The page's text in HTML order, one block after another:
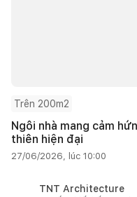
Trên 200m2
Ngôi nhà mang cảm
thiên hiện đại
27/06/2026, lúc 10:00
TNT Architecture